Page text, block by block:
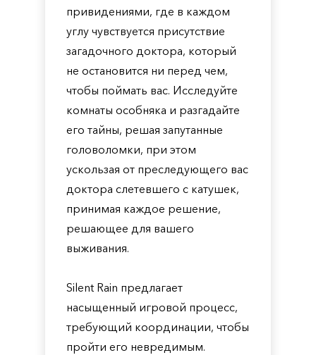
привидениями, где в каждом
углу чувствуется присутствие
загадочного доктора, который
не остановится ни перед чем,
чтобы поймать вас. Исследуйте
комнаты особняка и разгадайте
его тайны, решая запутанные
головоломки, при этом
ускользая от преследующего вас
доктора слетевшего с катушек,
принимая каждое решение,
решающее для вашего
выживания.
Silent Rain предлагает
насыщенный игровой процесс,
требующий координации, чтобы
пройти его невредимым.